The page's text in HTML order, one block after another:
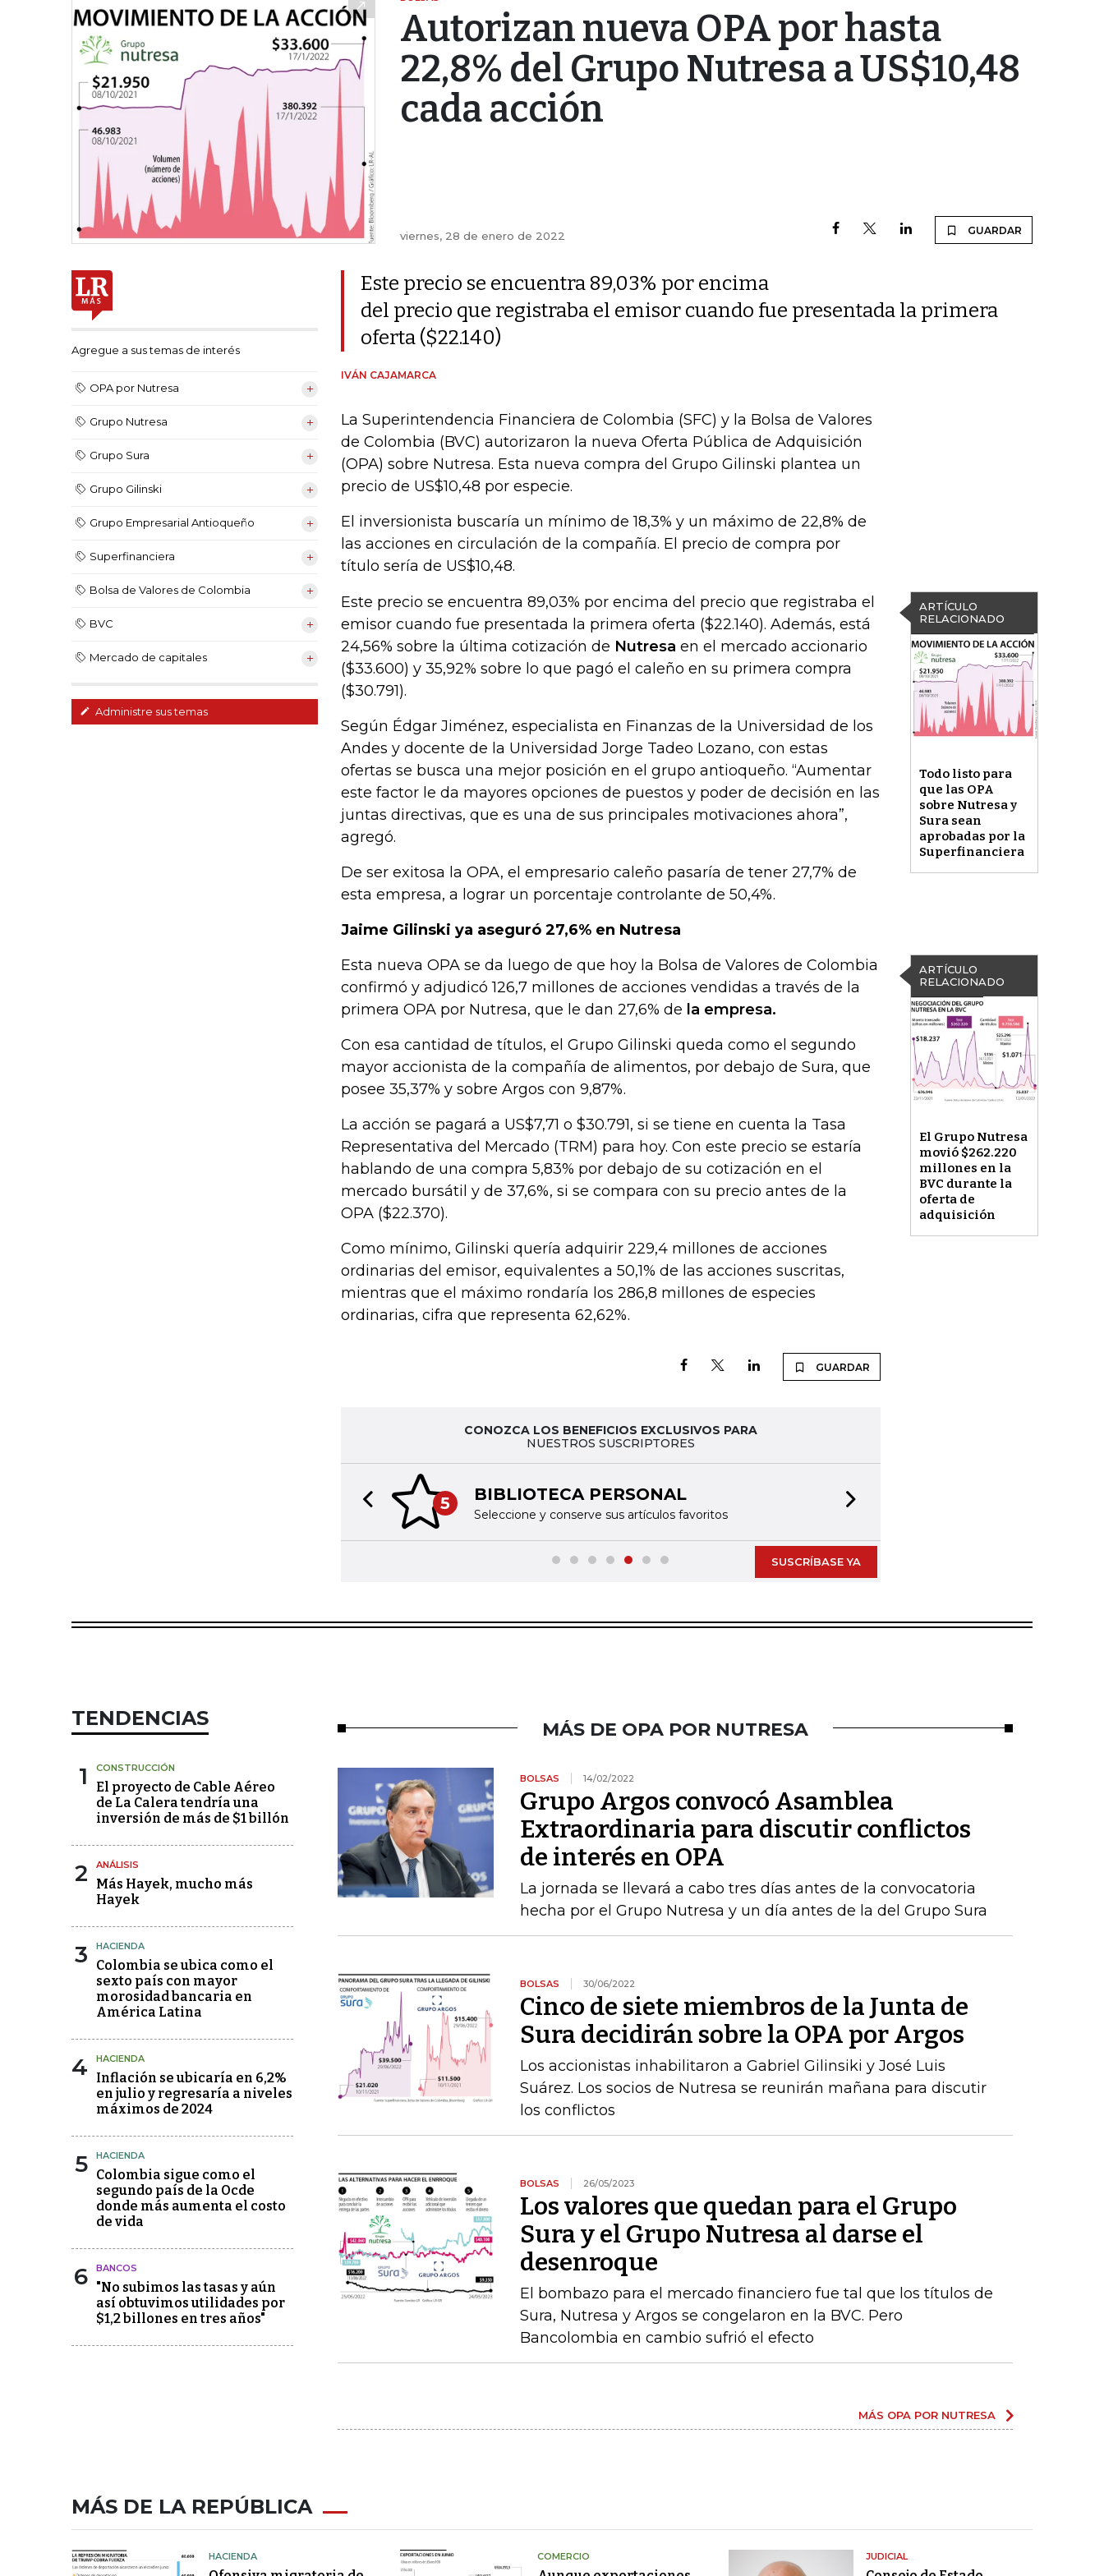
Autorizan nueva OPA por hasta
22,8% del Grupo Nutresa a US$10,48
cada acción
viernes, 28 de enero de 2022 GUARDAR
Agregue a sus temas de interés
OPA por Nutresa
Grupo Nutresa
Grupo Sura
Grupo Gilinski
Grupo Empresarial Antioqueño
Superfinanciera
Bolsa de Valores de Colombia
BVC
Mercado de capitales
Administre sus temas
Este precio se encuentra 89,03% por encima
del precio que registraba el emisor cuando fue presentada la primera
oferta ($22.140)
IVÁN CAJAMARCA
La Superintendencia Financiera de Colombia (SFC) y la Bolsa de Valores
de Colombia (BVC) autorizaron la nueva Oferta Pública de Adquisición
(OPA) sobre Nutresa. Esta nueva compra del Grupo Gilinski plantea un
precio de US$10,48 por especie.
El inversionista buscaría un mínimo de 18,3% y un máximo de 22,8% de
las acciones en circulación de la compañía. El precio de compra por
título sería de US$10,48.
ARTÍCULO
RELACIONADO
Todo listo para
que las OPA
sobre Nutresa y
Sura sean
aprobadas por la
Superfinanciera
Este precio se encuentra 89,03% por encima del precio que registraba el
emisor cuando fue presentada la primera oferta ($22.140). Además, está
24,56% sobre la última cotización de Nutresa en el mercado accionario
($33.600) y 35,92% sobre lo que pagó el caleño en su primera compra
($30.791).
Según Édgar Jiménez, especialista en Finanzas de la Universidad de los
Andes y docente de la Universidad Jorge Tadeo Lozano, con estas
ofertas se busca una mejor posición en el grupo antioqueño. “Aumentar
este factor le da mayores opciones de puestos y poder de decisión en las
juntas directivas, que es una de sus principales motivaciones ahora”,
agregó.
De ser exitosa la OPA, el empresario caleño pasaría de tener 27,7% de
esta empresa, a lograr un porcentaje controlante de 50,4%.
Jaime Gilinski ya aseguró 27,6% en Nutresa
ARTÍCULO
RELACIONADO
El Grupo Nutresa
movió $262.220
millones en la
BVC durante la
oferta de
adquisición
Esta nueva OPA se da luego de que hoy la Bolsa de Valores de Colombia
confirmó y adjudicó 126,7 millones de acciones vendidas a través de la
primera OPA por Nutresa, que le dan 27,6% de la empresa.
Con esa cantidad de títulos, el Grupo Gilinski queda como el segundo
mayor accionista de la compañía de alimentos, por debajo de Sura, que
posee 35,37% y sobre Argos con 9,87%.
La acción se pagará a US$7,71 o $30.791, si se tiene en cuenta la Tasa
Representativa del Mercado (TRM) para hoy. Con este precio se estaría
hablando de una compra 5,83% por debajo de su cotización en el
mercado bursátil y de 37,6%, si se compara con su precio antes de la
OPA ($22.370).
Como mínimo, Gilinski quería adquirir 229,4 millones de acciones
ordinarias del emisor, equivalentes a 50,1% de las acciones suscritas,
mientras que el máximo rondaría los 286,8 millones de especies
ordinarias, cifra que representa 62,62%.
GUARDAR
CONOZCA LOS BENEFICIOS EXCLUSIVOS PARA
NUESTROS SUSCRIPTORES
5 BIBLIOTECA PERSONAL
Seleccione y conserve sus artículos favoritos
Previous slide
SUSCRÍBASE YA
TENDENCIAS
1 CONSTRUCCIÓN
El proyecto de Cable Aéreo
de La Calera tendría una
inversión de más de $1 billón
2 ANÁLISIS
Más Hayek, mucho más
Hayek
3 HACIENDA
Colombia se ubica como el
sexto país con mayor
morosidad bancaria en
América Latina
4 HACIENDA
Inflación se ubicaría en 6,2%
en julio y regresaría a niveles
máximos de 2024
5 HACIENDA
Colombia sigue como el
segundo país de la Ocde
donde más aumenta el costo
de vida
6 BANCOS
"No subimos las tasas y aún
así obtuvimos utilidades por
$1,2 billones en tres años"
MÁS DE OPA POR NUTRESA
BOLSAS 14/02/2022
Grupo Argos convocó Asamblea
Extraordinaria para discutir conflictos
de interés en OPA
La jornada se llevará a cabo tres días antes de la convocatoria
hecha por el Grupo Nutresa y un día antes de la del Grupo Sura
BOLSAS 30/06/2022
Cinco de siete miembros de la Junta de
Sura decidirán sobre la OPA por Argos
Los accionistas inhabilitaron a Gabriel Gilinsiki y José Luis
Suárez. Los socios de Nutresa se reunirán mañana para discutir
los conflictos
BOLSAS 26/05/2023
Los valores que quedan para el Grupo
Sura y el Grupo Nutresa al darse el
desenroque
El bombazo para el mercado financiero fue tal que los títulos de
Sura, Nutresa y Argos se congelaron en la BVC. Pero
Bancolombia en cambio sufrió el efecto
MÁS OPA POR NUTRESA
MÁS DE LA REPÚBLICA
HACIENDA COMERCIO JUDICIAL